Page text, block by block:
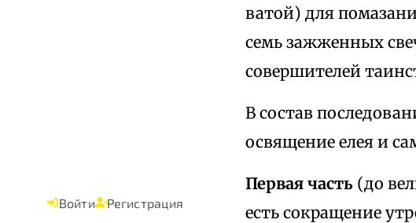
Войти Регистрация
ватой) для
семь зажженных
совершителей
В состав
освящение елея и
Первая часть (до
есть сокращение